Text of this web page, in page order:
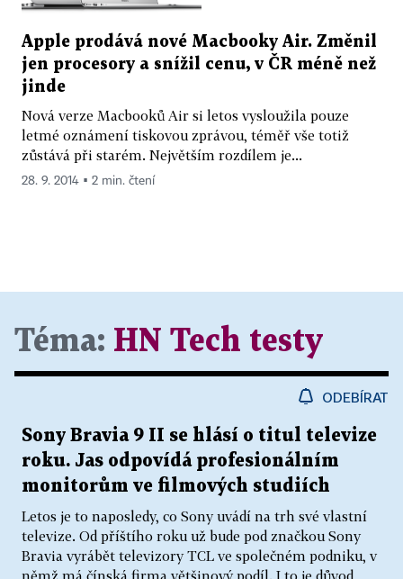
Apple prodává nové Macbooky Air. Změnil
jen procesory a snížil cenu, v ČR méně než
jinde
Nová verze Macbooků Air si letos vysloužila pouze
letmé oznámení tiskovou zprávou, téměř vše totiž
zůstává při starém. Největším rozdílem je...
28. 9. 2014 ▪ 2 min. čtení
Téma: HN Tech testy
ODEBÍRAT
Sony Bravia 9 II se hlásí o titul televize
roku. Jas odpovídá profesionálním
monitorům ve filmových studiích
Letos je to naposledy, co Sony uvádí na trh své vlastní
televize. Od příštího roku už bude pod značkou Sony
Bravia vyrábět televizory TCL ve společném podniku, v
němž má čínská firma většinový podíl. I to je důvod,